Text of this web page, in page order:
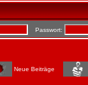
Passwort:
Neue Beiträge